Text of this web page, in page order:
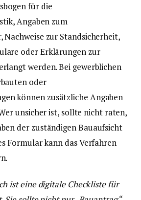
für die
Angaben zum
Nachweise zur Standsicherheit,
oder Erklärungen zur
werden. Bei gewerblichen
oder
können zusätzliche Angaben
unsicher ist, sollte nicht raten,
der zuständigen Bauaufsicht
Formular kann das Verfahren
ist eine digitale Checkliste für